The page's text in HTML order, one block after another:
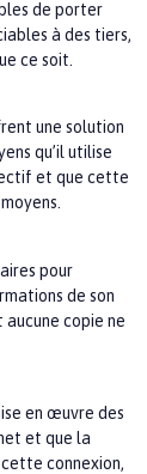
de porter
à des tiers,
ce soit.
une solution
qu’il utilise
et que cette
pour
de son
aucune copie ne
en œuvre des
et que la
connexion,